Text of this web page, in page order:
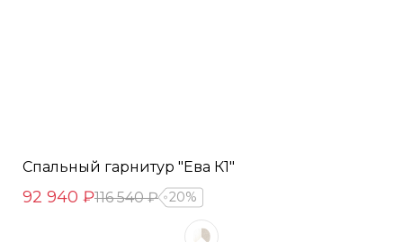
Спальный гарнитур "Ева К1"
92 940 ₽116 540 ₽ 20%